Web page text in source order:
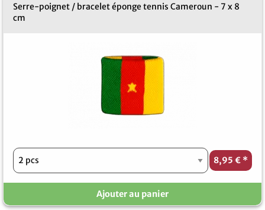
Serre-poignet / bracelet éponge tennis Cameroun - 7 x 8
cm
8,95 € *
Ajouter au panier